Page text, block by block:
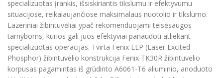
specializuotas įrankis, išsiskiriantis tikslumu ir efektyvumu
situacijose, reikalaujančiose maksimalaus nuotolio ir tikslumo.
Lazeriniai žibintuvėliai ypač rekomenduojami teisėsaugos
tarnyboms, kurios gali juos efektyviai panaudoti atliekant
specializuotas operacijas. Tvirta Fenix LEP (Laser Excited
Phosphor) žibintuvėlio konstrukcija Fenix TK30R žibintuvėlio
korpusas pagamintas iš grūdinto A6061-T6 aliuminio, anoduoto